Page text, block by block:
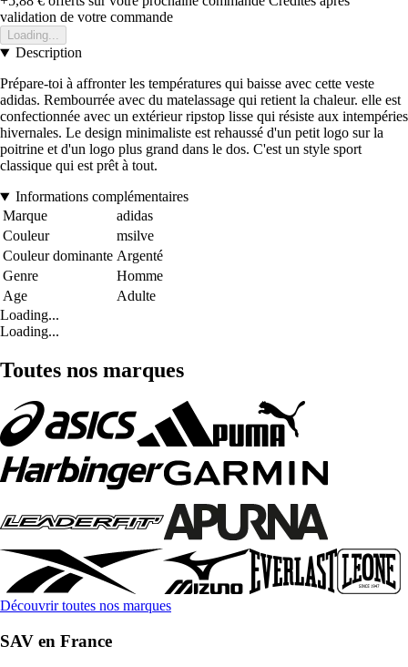
validation de votre commande
Loading...
Description
Prépare-toi à affronter les températures qui baisse avec cette veste
adidas. Rembourrée avec du matelassage qui retient la chaleur. elle est
confectionnée avec un extérieur ripstop lisse qui résiste aux intempéries
hivernales. Le design minimaliste est rehaussé d'un petit logo sur la
poitrine et d'un logo plus grand dans le dos. C'est un style sport
classique qui est prêt à tout.
Informations complémentaires
Marque
adidas
Couleur
msilve
Couleur dominante Argenté
Genre
Homme
Age
Adulte
Loading...
Loading...
Toutes nos marques
Découvrir toutes nos marques
SAV en France